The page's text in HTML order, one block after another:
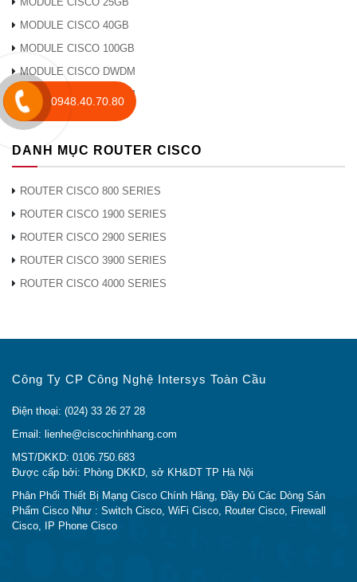
● Giao thức điểm-điểm qua Ethernet
(PPPoE)
● Giao thức đường hầm điểm-điểm
(PPTP)
◦ Giao thức đường hầm lớp 2 (L2TP)
● DNS proxy
● Tác nhân chuyển tiếp DHCP
● Giao thức quản lý nhóm Internet
(IGMP) proxy và chuyển tiếp đa hướng
ChangeIP)
● Dịch địa chỉ mạng (NAT), Dịch địa chỉ
cổng (PAT)
● NAT một-một
◦ Cổng vào lớp ứng dụng của giao thức
Các giao
thức định
tuyến
● Định tuyến tĩnh, proxy IGMP
● Định tuyến động
● Giao thức thông tin định tuyến (RIP)
v1 và v2
● RIP cho IPv6 (RIPng)
◦ Định tuyến giữa các VLAN
Giao thức
Dịch địa chỉ cổng (PAT), Dịch cổng địa
MODULE CISCO 40GB
MODULE CISCO 100GB
MODULE CISCO DWDM
MODULE CISCO CWDM
DANH MỤC ROUTER CISCO
ROUTER CISCO 800 SERIES
ROUTER CISCO 1900 SERIES
ROUTER CISCO 2900 SERIES
ROUTER CISCO 3900 SERIES
ROUTER CISCO 4000 SERIES
Công Ty CP Công Nghệ Intersys Toàn Cầu
Điện thoại: (024) 33 26 27 28
Email: lienhe@ciscochinhhang.com
MST/DKKD: 0106.750.683
Được cấp bởi: Phòng DKKD, sở KH&DT TP Hà Nội
Phân Phối Thiết Bị Mạng Cisco Chính Hãng, Đầy Đủ Các Dòng Sản
Phẩm Cisco Như : Switch Cisco, WiFi Cisco, Router Cisco, Firewall
Cisco, IP Phone Cisco
0948.40.70.80